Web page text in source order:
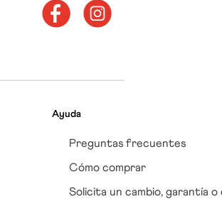
Ayuda
Preguntas frecuentes
Cómo comprar
Solicita un cambio, garantía o